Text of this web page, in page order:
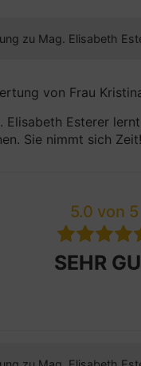
zu Mag. Elisabeth
von Frau
Elisabeth Esterer
Sie nimmt sich
5.0 von 5
SEHR